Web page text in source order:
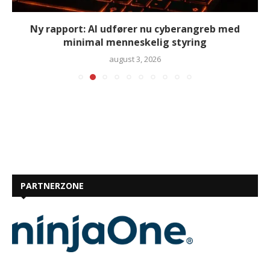
Ny rapport: AI udfører nu cyberangreb med
minimal menneskelig styring
august 3, 2026
PARTNERZONE